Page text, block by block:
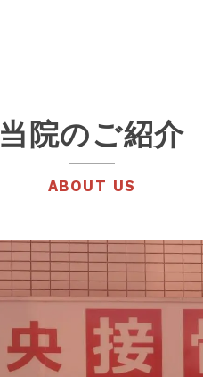
当院のご紹介
ABOUT US